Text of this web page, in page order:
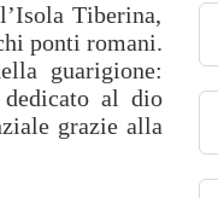
Tiberina,
ponti romani.
guarigione:
dedicato al dio
grazie alla